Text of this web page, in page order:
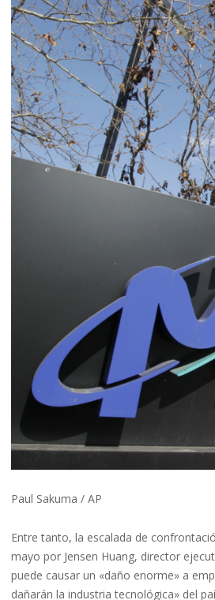
Paul Sakuma / AP
Entre tanto, la escalada de
mayo por Jensen Huang, director
puede causar un «daño enorme» a
dañarán la industria tecnológica» del